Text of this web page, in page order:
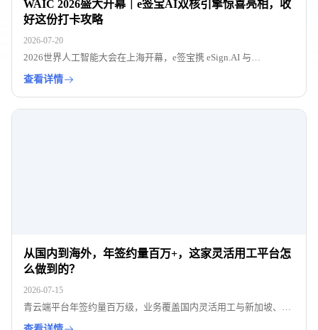
WAIC 2026盛大开幕｜e签宝AI双核引擎惊喜亮相，收
好这份打卡攻略
2026-07-20
2026世界人工智能大会在上海开幕，e签宝携 eSign.AI 与
VeriAgent.AI 双核引擎亮相 WAIC 2026，展示 AI 时代数字信任基础
设施、智能合同与可信 Agent 的最新实践，并附展位与论坛打卡攻
略。
查看详情
从国内到海外，年签约量百万+，这家灵活用工平台怎
么做到的？
2026-07-15
青云端平台年签约量百万级，业务覆盖国内灵活用工与新加坡、韩
国、巴西、日本等海外市场。通过接入 e签宝国内 SaaS-API 签约与